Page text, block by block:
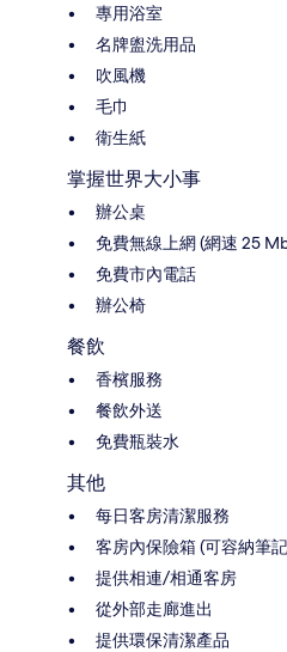
專用浴室
名牌盥洗用品
吹風機
毛巾
衛生紙
掌握世界大小事
辦公桌
免費無線上網 (網速 25
免費市內電話
辦公椅
餐飲
香檳服務
餐飲外送
免費瓶裝水
其他
每日客房清潔服務
客房內保險箱 (可容納筆
提供相連/相通客房
從外部走廊進出
提供環保清潔產品